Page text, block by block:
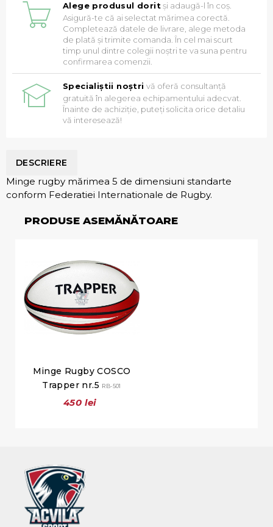
Alege produsul doritși adaugă-l în coș.
Asigură-te că ai selectat mărimea corectă.
Completează datele de livrare, alege metoda
de plată și trimite comanda. În cel mai scurt
timp unul dintre colegii noștri te va suna pentru
confirmarea comenzii.
Specialiștii noștri vă oferă consultanță
gratuită în alegerea echipamentului adecvat.
Înainte de achiziție, puteți solicita orice detaliu
vă interesează!
DESCRIERE
Minge rugby mărimea 5 de dimensiuni standarte
conform Federatiei Internationale de Rugby.
PRODUSE ASEMĂNĂTOARE
Minge Rugby COSCO
Trapper nr.5 RB-501
450 lei